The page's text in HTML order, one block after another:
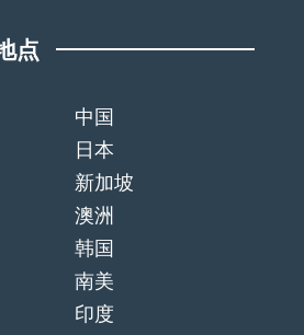
点
中国
日本
新加坡
澳洲
韩国
南美
印度